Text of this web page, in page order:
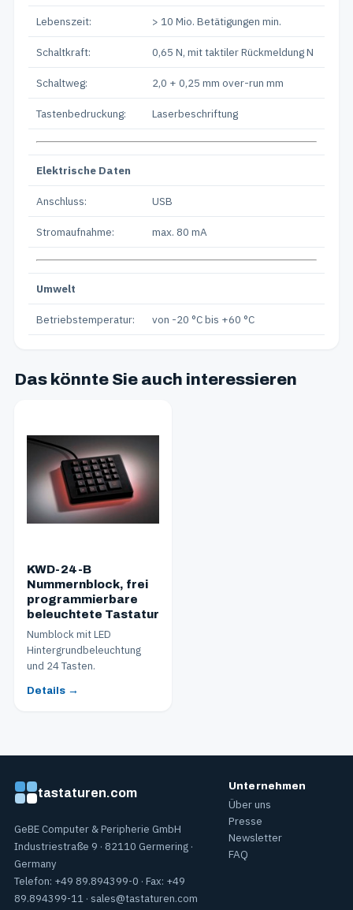
Lebenszeit: > 10 Mio. Betätigungen min.
Schaltkraft: 0,65 N, mit taktiler Rückmeldung N
Schaltweg: 2,0 + 0,25 mm over-run mm
Tastenbedruckung: Laserbeschriftung
Elektrische Daten
Anschluss: USB
Stromaufnahme: max. 80 mA
Umwelt
Betriebstemperatur: von -20 °C bis +60 °C
Das könnte Sie auch interessieren
KWD-24-B
Nummernblock, frei
programmierbare
beleuchtete Tastatur
Numblock mit LED
Hintergrundbeleuchtung
und 24 Tasten.
Details →
tastaturen.com
GeBE Computer & Peripherie GmbH
Industriestraße 9 · 82110 Germering ·
Germany
Telefon: +49 89.894399-0 · Fax: +49
89.894399-11 · sales@tastaturen.com
Unternehmen
Über uns
Presse
Newsletter
FAQ